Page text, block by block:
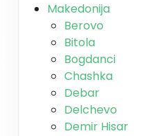
Makedonija
Berovo
Bitola
Bogdanci
Chashka
Debar
Delchevo
Demir Hisar